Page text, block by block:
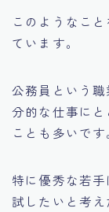
このようなこ
ています。
公務員という
分的な仕事に
ことも多いです
特に優秀な若
試したいと考